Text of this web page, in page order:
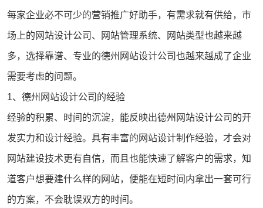
每家企业必不可少的营销推广好助手，有需求就有供给，市
场上的网站设计公司、网站管理系统、网站类型也越来越
多，选择靠谱、专业的德州网站设计公司也越来越成了企业
需要考虑的问题。
1、 德州网站设计公司 的经验
经验的积累、时间的沉淀，能反映出德州网站设计公司的开
发实力和设计经验。具有丰富的网站设计制作经验，才会对
网站建设技术更有自信，而且也能快速了解客户的需求，知
道客户想要建什么样的网站，便能在短时间内拿出一套可行
的方案，不会耽误双方的时间。